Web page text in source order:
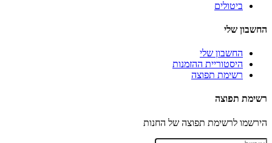
ביטולים
החשבון שלי
החשבון שלי
היסטוריית ההזמנות
רשימת תפוצה
רשימת תפוצה
הירשמו לרשימת תפוצה של החנות